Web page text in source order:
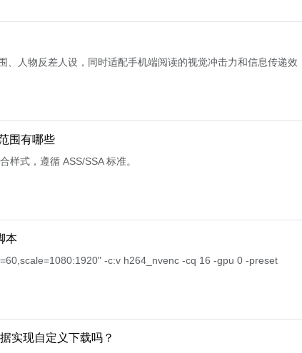
人物反差人设，同时适配手机端阅读的视觉冲击力和信息传递效
围有哪些
式，遵循 ASS/SSA 标准。
本
-c:v h264_nvenc -cq 16 -gpu 0 -preset
实现自定义下载吗？